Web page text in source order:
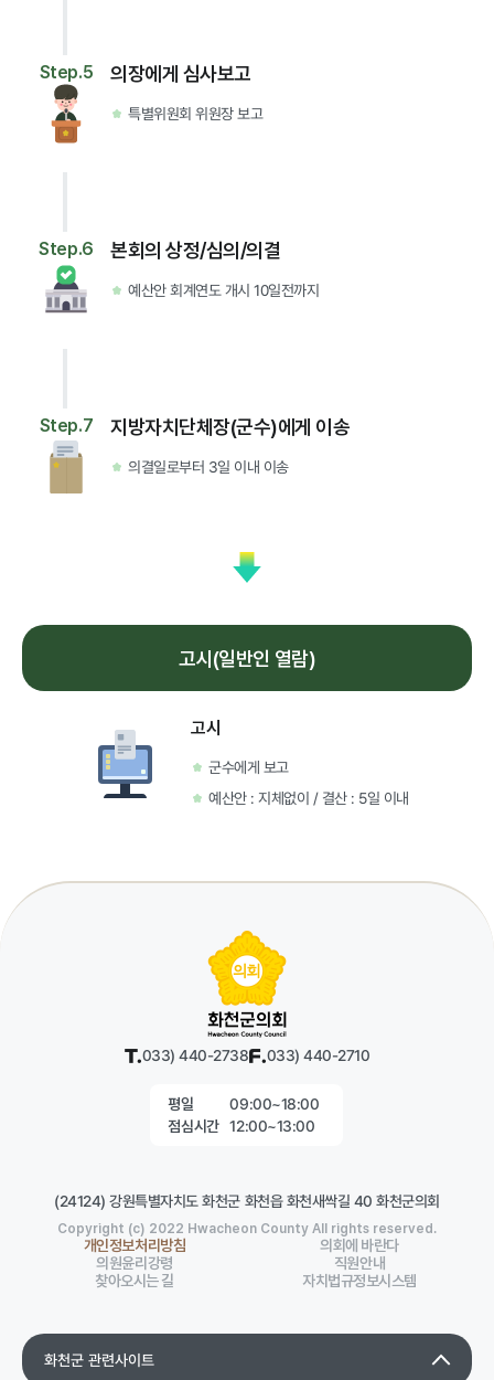
Step.5 의장에게 심사보고
특별위원회 위원장 보고
Step.6 본회의 상정/심의/의결
예산안 회계연도 개시 10일전까지
Step.7 지방자치단체장(군수)에게 이송
의결일로부터 3일 이내 이송
고시(일반인 열람)
고시
군수에게 보고
예산안 : 지체없이 / 결산 : 5일 이내
T.033) 440-2738F.033) 440-2710
평일 09:00~18:00
점심시간 12:00~13:00
(24124) 강원특별자치도 화천군 화천읍 화천새싹길 40 화천군의회
Copyright (c) 2022 Hwacheon County All rights reserved.
개인정보처리방침
의회에 바란다
의원윤리강령
직원안내
찾아오시는 길
자치법규정보시스템
화천군 관련사이트